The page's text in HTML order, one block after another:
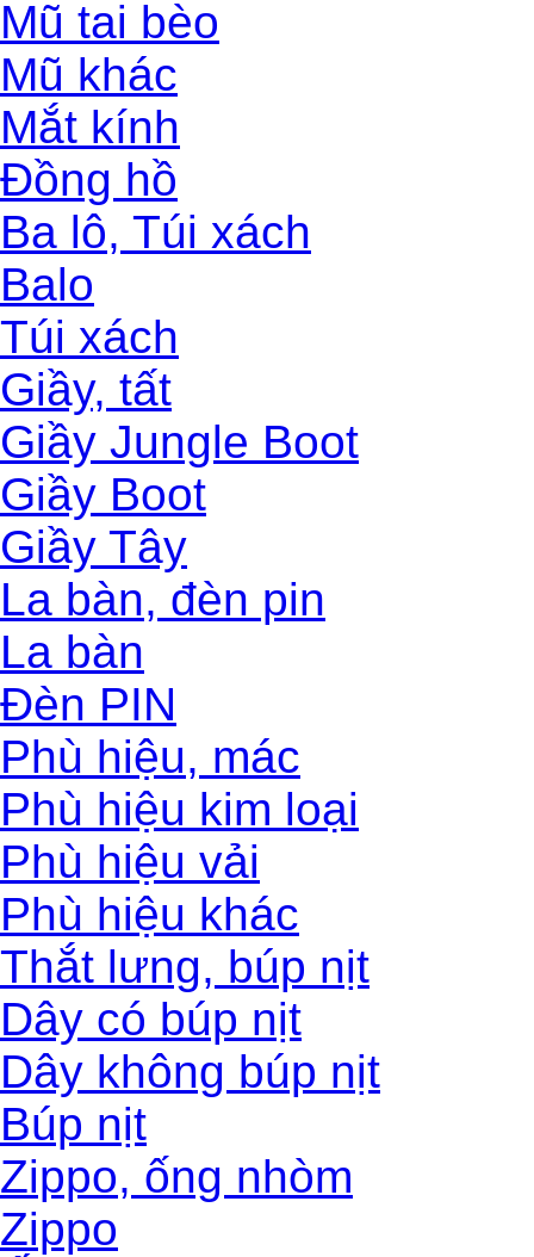
Mũ tai bèo
Mũ khác
Mắt kính
Đồng hồ
Ba lô, Túi xách
Balo
Túi xách
Giầy, tất
Giầy Jungle Boot
Giầy Boot
Giầy Tây
La bàn, đèn pin
La bàn
Đèn PIN
Phù hiệu, mác
Phù hiệu kim loại
Phù hiệu vải
Phù hiệu khác
Thắt lưng, búp nịt
Dây có búp nịt
Dây không búp nịt
Búp nịt
Zippo, ống nhòm
Zippo